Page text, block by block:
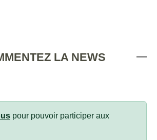
LA NEWS
pour pouvoir participer aux